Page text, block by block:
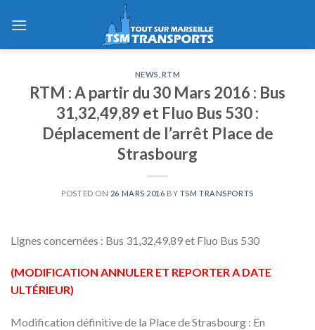
NEWS RTM
RTM : A partir du 30 Mars 2016 : Bus
31,32,49,89 et Fluo Bus 530 :
Déplacement de l’arrêt Place de
Strasbourg
POSTED ON 26 MARS 2016 BY TSM TRANSPORTS
Lignes concernées : Bus 31,32,49,89 et Fluo Bus 530
(MODIFICATION ANNULER ET REPORTER A DATE
ULTÉRIEUR)
Modification définitive de la Place de Strasbourg : En